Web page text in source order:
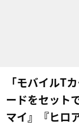
「モバイルT
ードをセット
マイ』『ヒロ